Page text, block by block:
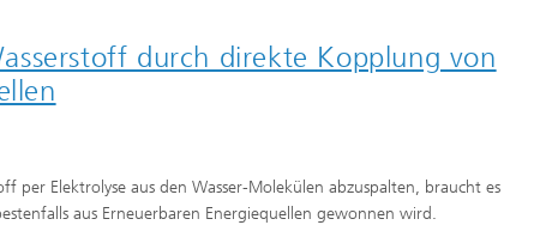
durch direkte Kopplung von
per Elektrolyse aus den Wasser-Molekülen abzuspalten, braucht es
aus Erneuerbaren Energiequellen gewonnen wird.